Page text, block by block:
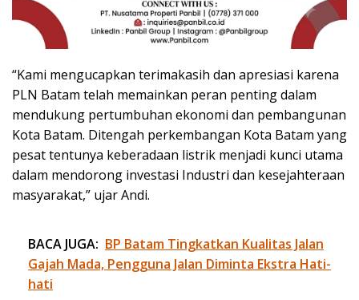
“Kami mengucapkan terimakasih dan apresiasi karena
PLN Batam telah memainkan peran penting dalam
mendukung pertumbuhan ekonomi dan pembangunan
Kota Batam. Ditengah perkembangan Kota Batam yang
pesat tentunya keberadaan listrik menjadi kunci utama
dalam mendorong investasi Industri dan kesejahteraan
masyarakat,” ujar Andi.
BACA JUGA: BP Batam Tingkatkan Kualitas Jalan
Gajah Mada, Pengguna Jalan Diminta Ekstra Hati-
hati